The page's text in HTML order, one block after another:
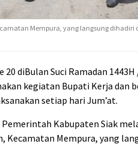
Mempura, yang langsung dihadiri
20 diBulan Suci Ramadan
kegiatan Bupati Kerja dan
setiap hari Jum’at.
Kabupaten Siak
Kecamatan Mempura, yang